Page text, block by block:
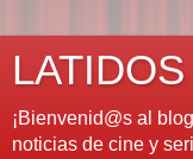
¡Bienvenid@s al
noticias de cine y